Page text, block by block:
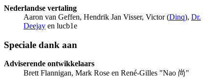
Nederlandse vertaling
Aaron van Geffen, Hendrik Jan Visser, Victor (Dinq), Dr.
Deejay en lucb1e
Speciale dank aan
Adviserende ontwikkelaars
Brett Flannigan, Mark Rose en René-Gilles "Nao 尚"